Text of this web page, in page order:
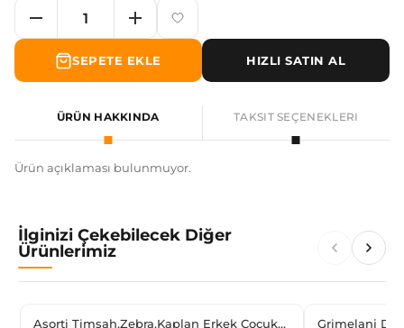
SEPETE EKLE HIZLI SATIN AL
ÜRÜN HAKKINDA TAKSIT SEÇENEKLERI
Ürün açıklaması bulunmuyor.
İlginizi Çekebilecek Diğer
Ürünlerimiz
Asorti Timsah,Zebra,Kaplan Erkek Çocuk
Grimelanj